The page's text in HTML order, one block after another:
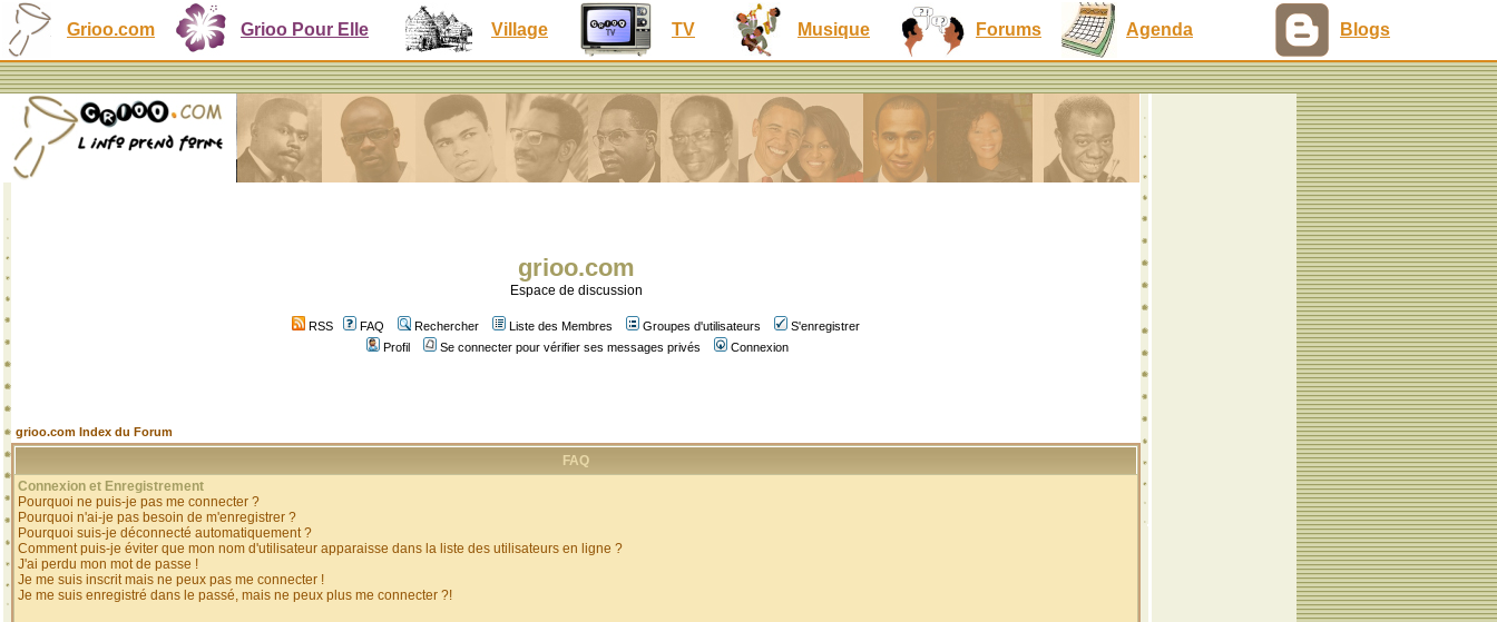
Grioo.com Grioo Pour Elle Village TV Musique Forums Agenda Blogs
grioo.com
Espace de discussion
RSS FAQ Rechercher Liste des Membres Groupes d'utilisateurs
S'enregistrer
Profil
Se connecter pour vérifier ses messages privés Connexion
grioo.com Index du Forum
FAQ
Connexion et Enregistrement
Pourquoi ne puis-je pas me connecter ?
Pourquoi n'ai-je pas besoin de m'enregistrer ?
Pourquoi suis-je déconnecté automatiquement ?
Comment puis-je éviter que mon nom d'utilisateur apparaisse dans la liste des utilisateurs en ligne ?
J'ai perdu mon mot de passe !
Je me suis inscrit mais ne peux pas me connecter !
Je me suis enregistré dans le passé, mais ne peux plus me connecter ?!